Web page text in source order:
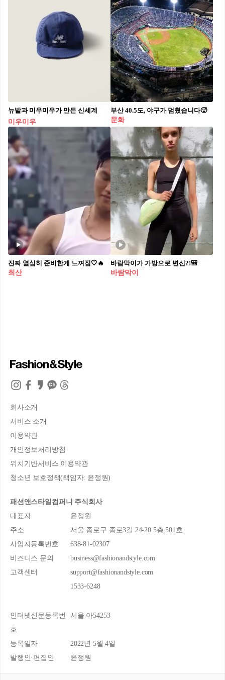
뉴발과 미우미우가 만든 신세계
미우미우
부산 40.5도, 야구가 멈췄습니다🥵
문화
진짜 열심히 준비한게 느껴짐🤍🔥
최산
바람막이가 가방으로 변신?!🎒
바람막이
회사소개
서비스 소개
이용약관
개인정보처리방침
위치기반서비스 이용약관
청소년 보호정책(책임자: 윤정원)
패션앤스타일컴퍼니 주식회사
대표자
윤정원
주소
서울 종로구 종로3길 24-20 5층 501호
사업자등록번호
638-81-02307
비즈니스 문의
business@fashionandstyle.com
고객센터
support@fashionandstyle.com
1533-6248
인터넷신문등록번
호
서울 아54253
등록일자
2022년 5월 4일
발행인·편집인
윤정원